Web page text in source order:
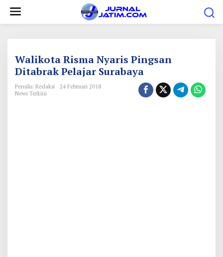
Walikota Risma Nyaris Pingsan
Ditabrak Pelajar Surabaya
Penulis: Redaksi
24 Februari 2018
News Terkini